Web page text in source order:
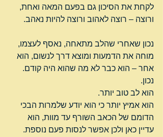
לקחת את הסיכון גם בפעם המאה ואחת,
ורוצה – רוצה לאהוב ורוצה להיות נאהב.
נכון שאחרי שהלב מתאחה, נאסף לעצמו,
מוחה את הדמעות ומוצא דרך לנשום, הוא
אחר – הוא כבר לא מה שהוא היה קודם.
נכון.
הוא לב טוב יותר.
הוא אמיץ יותר כי הוא יודע שלמרות הבכי
הדומם של הכאב השורף עד מוות, הוא
עדיין כאן ולכן אפשר לנסות פעם נוספת.